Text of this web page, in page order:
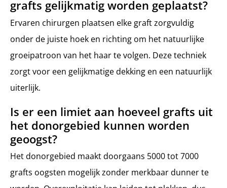
grafts gelijkmatig worden geplaatst?
Ervaren chirurgen plaatsen elke graft zorgvuldig
onder de juiste hoek en richting om het natuurlijke
groeipatroon van het haar te volgen. Deze techniek
zorgt voor een gelijkmatige dekking en een natuurlijk
uiterlijk.
Is er een limiet aan hoeveel grafts uit
het donorgebied kunnen worden
geoogst?
Het donorgebied maakt doorgaans 5000 tot 7000
grafts oogsten mogelijk zonder merkbaar dunner te